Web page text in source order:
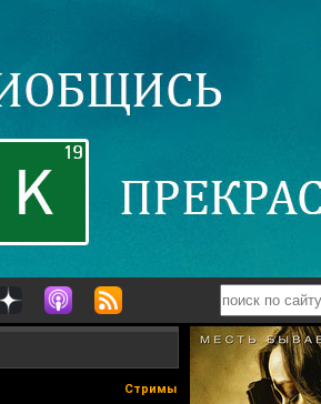
Стримы